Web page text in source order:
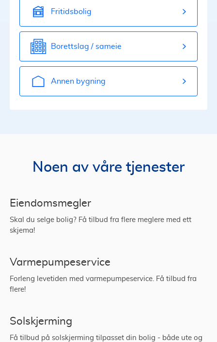
Fritidsbolig
Borettslag / sameie
Annen bygning
Noen av våre tjenester
Eiendomsmegler
Skal du selge bolig? Få tilbud fra flere meglere med ett
skjema!
Varmepumpeservice
Forleng levetiden med varmepumpeservice. Få tilbud fra
flere!
Solskjerming
Få tilbud på solskjerming tilpasset din bolig - både ute og